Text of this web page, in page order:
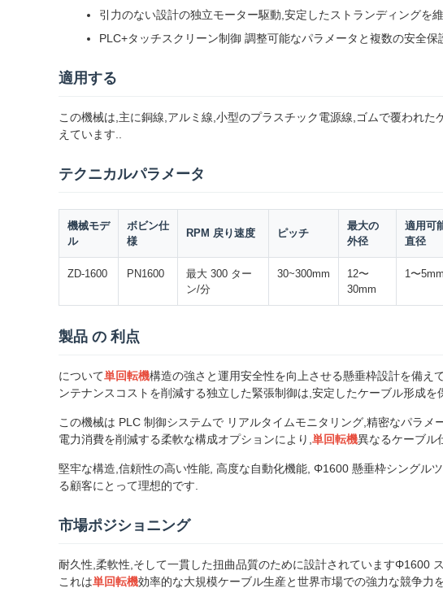
引力のない設計の独立モーター駆動,安定したストランディングを
PLC+タッチスクリーン制御 調整可能なパラメータと複数の安全
適用する
この機械は,主に銅線,アルミ線,小型のプラスチック電源線,ゴムで覆われ
えています..
テクニカルパラメータ
機械モデ
ル
ボビン仕
様
RPM 戻り速度 ピッチ
最大の
外径
適用可
直径
ZD-1600 PN1600
最大 300 ター
ン/分
30~300mm
12〜
30mm
1〜5mm
製品 の 利点
について単回転機構造の強さと運用安全性を向上させる懸垂枠設計を備え
ンテナンスコストを削減する独立した緊張制御は,安定したケーブル形成を
この機械は PLC 制御システムで リアルタイムモニタリング,精密なパラ
電力消費を削減する柔軟な構成オプションにより, 単回転機異なるケーブル
堅牢な構造,信頼性の高い性能, 高度な自動化機能, Φ1600 懸垂枠シングル
る顧客にとって理想的です.
市場ポジショニング
耐久性,柔軟性,そして一貫した扭曲品質のために設計されていますΦ1600
これは単回転機効率的な大規模ケーブル生産と世界市場での強力な競争力